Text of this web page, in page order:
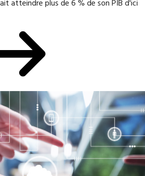
atteindre plus de 6 % de son PIB d'ici